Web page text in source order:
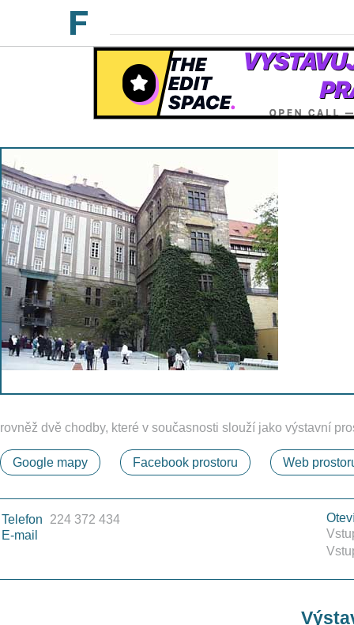
rovněž dvě chodby, které v současnosti slouží jako výstavní
Google mapy Facebook prostoru Web
Telefon
224 372 434
E-mail